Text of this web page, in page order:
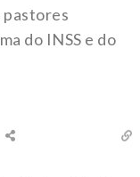
do INSS e do